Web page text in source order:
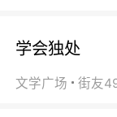
学会独处
文学广场